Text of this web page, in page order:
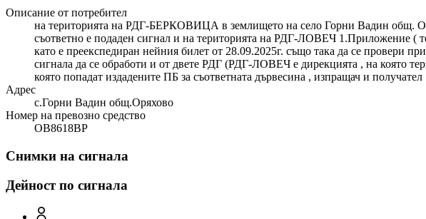
Описание от потребител
на територията на РДГ-БЕРКОВИЦА в землището на село Горни Вадин общ.
съответно е подаден сигнал и на територията на РДГ-ЛОВЕЧ 1.Приложение (
като е преекспедиран нейния билет от 28.09.2025г. също така да се провери
сигнала да се обработи и от двете РДГ (РДГ-ЛОВЕЧ е дирекцията , на която
която попадат издадените ПБ за съответната дървесина , изпращач и получател
Адрес
с.Горни Вадин общ.Оряхово
Номер на превозно средство
OB8618BP
Снимки на сигнала
Дейност по сигнала